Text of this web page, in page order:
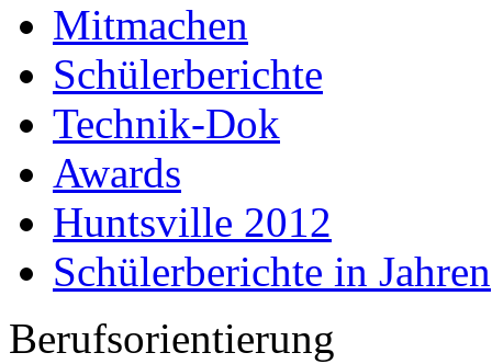
Mitmachen
Schülerberichte
Technik-Dok
Awards
Huntsville 2012
Schülerberichte in Jahren
Berufsorientierung